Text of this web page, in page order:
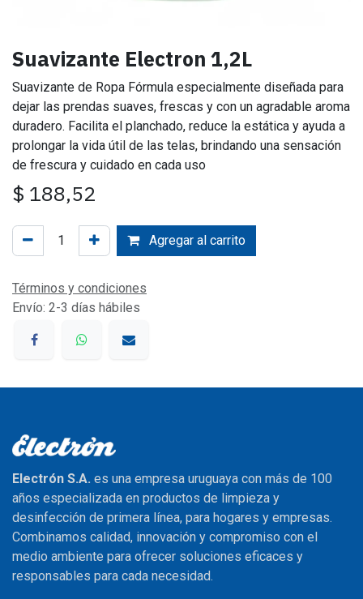
Suavizante Electron 1,2L
Suavizante de Ropa Fórmula especialmente diseñada para
dejar las prendas suaves, frescas y con un agradable aroma
duradero. Facilita el planchado, reduce la estática y ayuda a
prolongar la vida útil de las telas, brindando una sensación
de frescura y cuidado en cada uso
$ 188,52
Agregar al carrito
Términos y condiciones
Envío: 2-3 días hábiles
Electrón S.A. es una empresa uruguaya con más de 100
años especializada en productos de limpieza y
desinfección de primera línea, para hogares y empresas.
Combinamos calidad, innovación y compromiso con el
medio ambiente para ofrecer soluciones eficaces y
responsables para cada necesidad.